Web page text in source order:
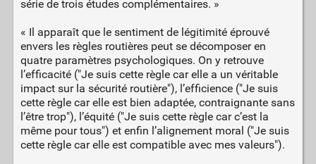
série de trois études complémentaires. »
« Il apparaît que le sentiment de légitimité éprouvé
envers les règles routières peut se décomposer en
quatre paramètres psychologiques. On y retrouve
l’efficacité ("Je suis cette règle car elle a un véritable
impact sur la sécurité routière"), l’efficience ("Je suis
cette règle car elle est bien adaptée, contraignante sans
l’être trop"), l’équité ("Je suis cette règle car c’est la
même pour tous") et enfin l’alignement moral ("Je suis
cette règle car elle est compatible avec mes valeurs").